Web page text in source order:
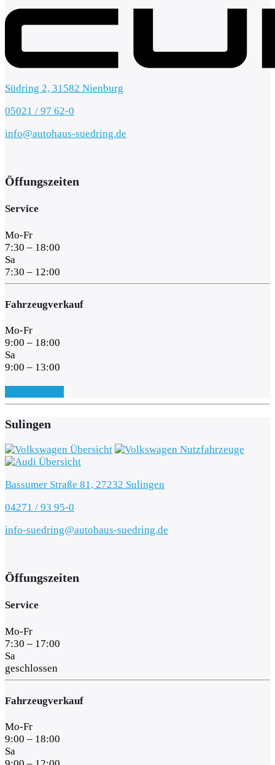
Südring 2, 31582 Nienburg
05021 / 97 62-0
info@autohaus-suedring.de
Öffungszeiten
Service
Mo-Fr
7:30 – 18:00
Sa
7:30 – 12:00
Fahrzeugverkauf
Mo-Fr
9:00 – 18:00
Sa
9:00 – 13:00
Sulingen
Bassumer Straße 81, 27232 Sulingen
04271 / 93 95-0
info-suedring@autohaus-suedring.de
Öffungszeiten
Service
Mo-Fr
7:30 – 17:00
Sa
geschlossen
Fahrzeugverkauf
Mo-Fr
9:00 – 18:00
Sa